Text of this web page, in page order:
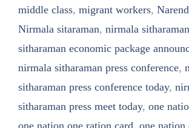
middle class, migrant workers,
Nirmala sitaraman, nirmala sitharaman
sitharaman economic package
nirmala sitharaman press conference,
sitharaman press conference today,
sitharaman press meet today, one
one nation one ration card, one nation